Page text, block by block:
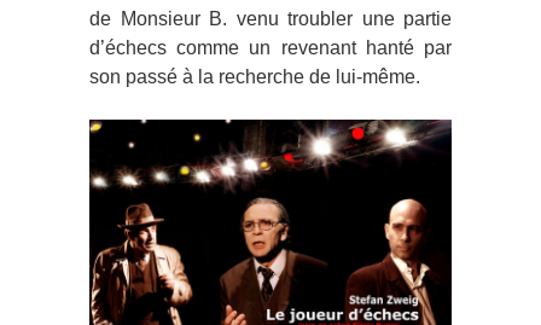
de Monsieur B. venu troubler une partie
d’échecs comme un revenant hanté par
son passé à la recherche de lui-même.